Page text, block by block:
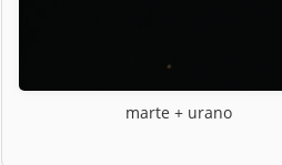
marte + urano